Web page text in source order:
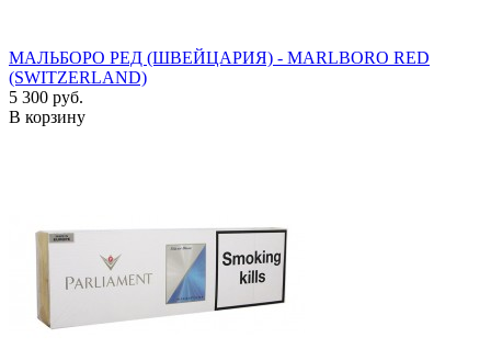
МАЛЬБОРО РЕД (ШВЕЙЦАРИЯ) - MARLBORO RED
(SWITZERLAND)
5 300 руб.
В корзину